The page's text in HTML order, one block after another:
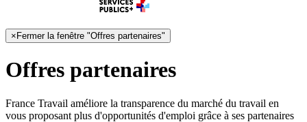
× Fermer la fenêtre "Offres partenaires"
Offres partenaires
France Travail améliore la transparence du marché du travail en
vous proposant plus d'opportunités d'emploi grâce à ses partenaires